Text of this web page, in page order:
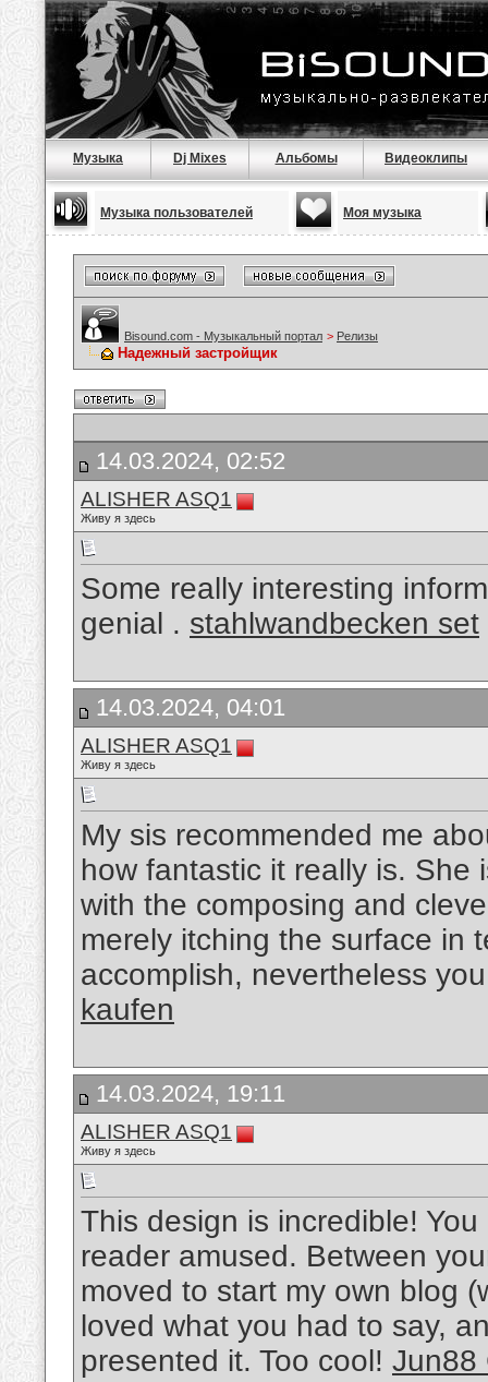
Музыка Dj Mixes Альбомы Видеоклипы
Музыка пользователей Моя музыка
Bisound.com - Музыкальный портал > Релизы
Надежный застройщик
14.03.2024, 02:52
ALISHER ASQ1
Живу я здесь
Some really interesting
genial . stahlwandbecken set
14.03.2024, 04:01
ALISHER ASQ1
Живу я здесь
My sis recommended me
how fantastic it really is. She
with the composing and
merely itching the surface in
accomplish, nevertheless
kaufen
14.03.2024, 19:11
ALISHER ASQ1
Живу я здесь
This design is incredible!
reader amused. Between
moved to start my own blog
loved what you had to say,
presented it. Too cool! Jun88